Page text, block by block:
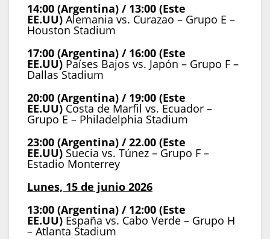
14:00 (Argentina) / 13:00 (Este
EE.UU) Alemania vs. Curazao – Grupo E –
Houston Stadium
17:00 (Argentina) / 16:00 (Este
EE.UU) Países Bajos vs. Japón – Grupo F –
Dallas Stadium
20:00 (Argentina) / 19:00 (Este
EE.UU) Costa de Marfil vs. Ecuador –
Grupo E – Philadelphia Stadium
23:00 (Argentina) / 22.00 (Este
EE.UU) Suecia vs. Túnez – Grupo F –
Estadio Monterrey
Lunes, 15 de junio 2026
13:00 (Argentina) / 12:00 (Este
EE.UU) España vs. Cabo Verde – Grupo H
– Atlanta Stadium